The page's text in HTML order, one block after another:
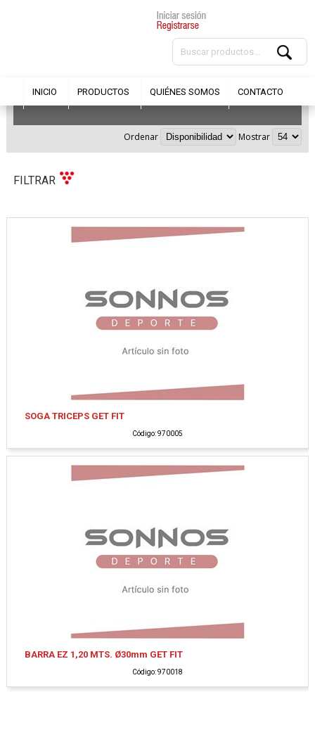
INICIO PRODUCTOS QUIÉNES SOMOS CONTACTO
Ordenar Mostrar
FILTRAR
SOGA TRICEPS GET FIT
Código: 970005
BARRA EZ 1,20 MTS. Ø30mm GET FIT
Código: 970018